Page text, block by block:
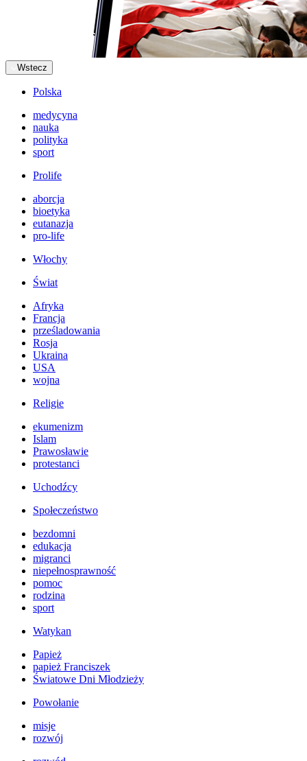
Wstecz
Polska
medycyna
nauka
polityka
sport
Prolife
aborcja
bioetyka
eutanazja
pro-life
Włochy
Świat
Afryka
Francja
prześladowania
Rosja
Ukraina
USA
wojna
Religie
ekumenizm
Islam
Prawosławie
protestanci
Uchodźcy
Społeczeństwo
bezdomni
edukacja
migranci
niepełnosprawność
pomoc
rodzina
sport
Watykan
Papież
papież Franciszek
Światowe Dni Młodzieży
Powołanie
misje
rozwój